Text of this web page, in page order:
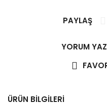
PAYLAŞ
YORUM YAZ
ÜRÜN BİLGİLERİ